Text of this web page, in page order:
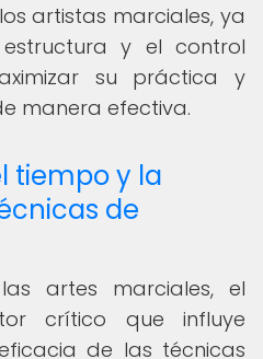
artistas marciales, ya
y el control
su práctica y
manera efectiva.
tiempo y la
de
artes marciales, el
crítico que influye
de las técnicas